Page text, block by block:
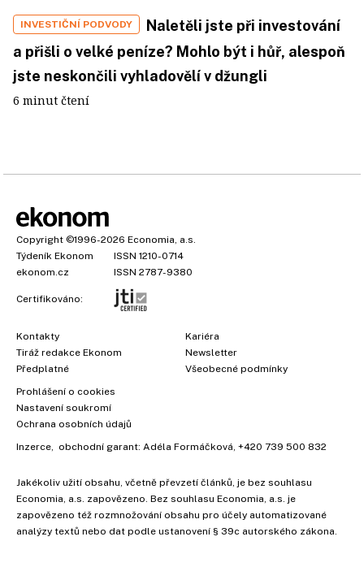
INVESTIČNÍ PODVODY
Naletěli jste při investování
a přišli o velké peníze? Mohlo být i hůř, alespoň
jste neskončili vyhladovělí v džungli
6 minut čtení
Copyright ©1996-2026 Economia, a.s.
Týdeník Ekonom
ISSN 1210-0714
ekonom.cz
ISSN 2787-9380
Certifikováno:
Kontakty
Tiráž redakce Ekonom
Předplatné
Kariéra
Newsletter
Všeobecné podmínky
Prohlášení o cookies
Nastavení soukromí
Ochrana osobních údajů
Inzerce , obchodní garant: Adéla Formáčková +420 739 500 832
Jakékoliv užití obsahu, včetně převzetí článků, je bez souhlasu
Economia, a.s. zapovězeno. Bez souhlasu Economia, a.s. je
zapovězeno též rozmnožování obsahu pro účely automatizované
analýzy textů nebo dat podle ustanovení § 39c autorského zákona.